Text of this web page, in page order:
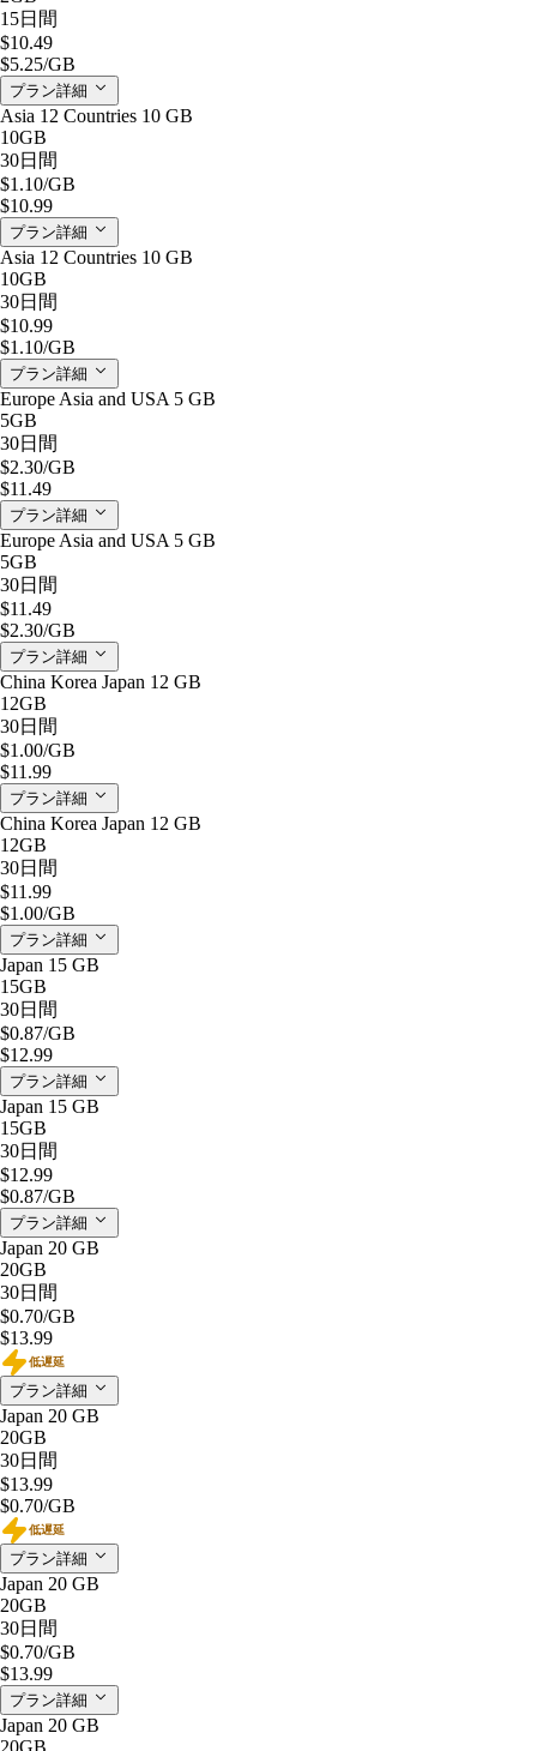
15日間
$10.49
$5.25/GB
プラン詳細
Asia 12 Countries 10 GB
10GB
30日間
$1.10/GB
$10.99
プラン詳細
Asia 12 Countries 10 GB
10GB
30日間
$10.99
$1.10/GB
プラン詳細
Europe Asia and USA 5 GB
5GB
30日間
$2.30/GB
$11.49
プラン詳細
Europe Asia and USA 5 GB
5GB
30日間
$11.49
$2.30/GB
プラン詳細
China Korea Japan 12 GB
12GB
30日間
$1.00/GB
$11.99
プラン詳細
China Korea Japan 12 GB
12GB
30日間
$11.99
$1.00/GB
プラン詳細
Japan 15 GB
15GB
30日間
$0.87/GB
$12.99
プラン詳細
Japan 15 GB
15GB
30日間
$12.99
$0.87/GB
プラン詳細
Japan 20 GB
20GB
30日間
$0.70/GB
$13.99
低遅延
プラン詳細
Japan 20 GB
20GB
30日間
$13.99
$0.70/GB
低遅延
プラン詳細
Japan 20 GB
20GB
30日間
$0.70/GB
$13.99
プラン詳細
Japan 20 GB
20GB